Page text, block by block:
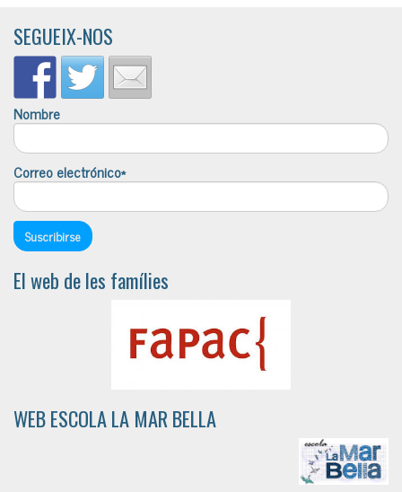
SEGUEIX-NOS
Nombre
Correo electrónico*
El web de les famílies
WEB ESCOLA LA MAR BELLA